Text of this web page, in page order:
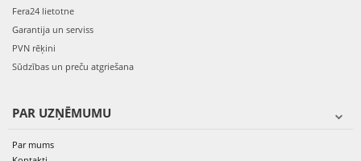
Fera24 lietotne
Garantija un serviss
PVN rēķini
Sūdzības un preču atgriešana
PAR UZŅĒMUMU
Par mums